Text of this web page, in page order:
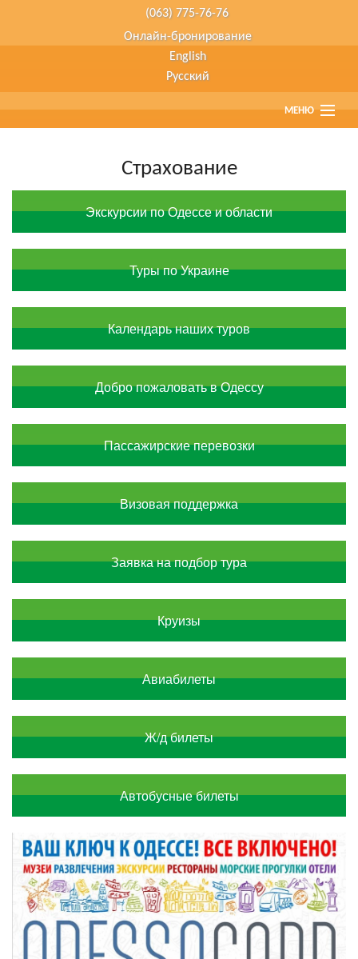
(063) 775-76-76
Онлайн-бронирование
English
Русский
МЕНЮ
Страны
Туры наших партнеров
Агенствам
Контакти
Страхование
Экскурсии по Одессе и области
Туры по Украине
Календарь наших туров
Добро пожаловать в Одессу
Пассажирские перевозки
Визовая поддержка
Заявка на подбор тура
Круизы
Авиабилеты
Ж/д билеты
Автобусные билеты